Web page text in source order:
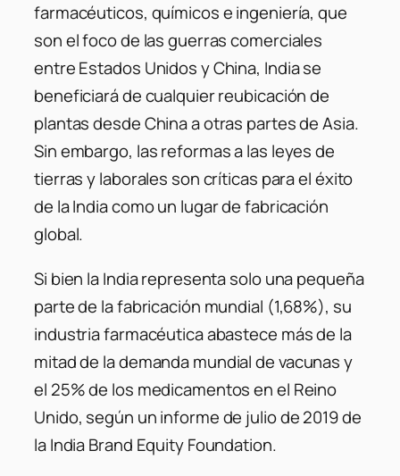
farmacéuticos, químicos e ingeniería, que
son el foco de las guerras comerciales
entre Estados Unidos y China, India se
beneficiará de cualquier reubicación de
plantas desde China a otras partes de Asia.
Sin embargo, las reformas a las leyes de
tierras y laborales son críticas para el éxito
de la India como un lugar de fabricación
global.
Si bien la India representa solo una pequeña
parte de la fabricación mundial (1,68%), su
industria farmacéutica abastece más de la
mitad de la demanda mundial de vacunas y
el 25% de los medicamentos en el Reino
Unido, según un informe de julio de 2019 de
la India Brand Equity Foundation.